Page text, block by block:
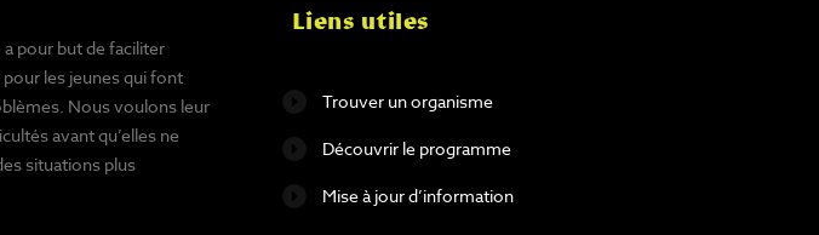
pour but de faciliter
pour les jeunes qui font
Nous voulons leur
avant qu’elles ne
situations plus
Liens utiles
Trouver un organisme
Découvrir le programme
Mise à jour d’information